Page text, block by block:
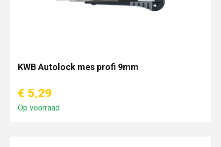
KWB Autolock mes profi 9mm
€ 5,29
Op voorraad